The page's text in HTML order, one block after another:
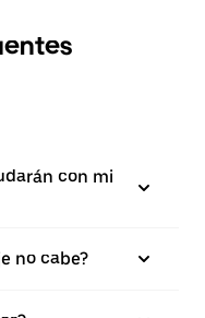
con mi
no cabe?